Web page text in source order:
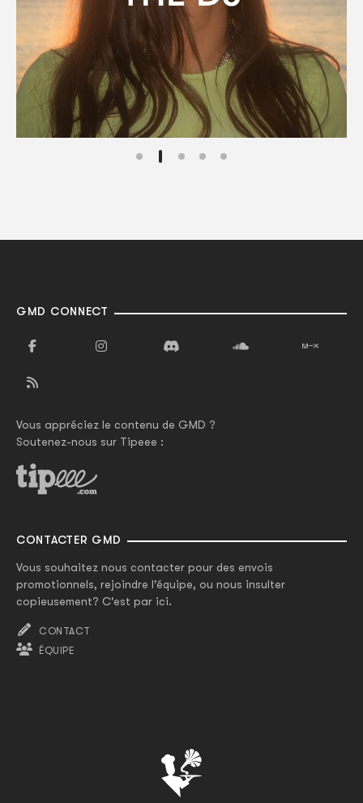
GMD CONNECT
Vous appréciez le contenu de GMD ?
Soutenez-nous sur Tipeee :
CONTACTER GMD
Vous souhaitez nous contacter pour des envois
promotionnels, rejoindre l'équipe, ou nous insulter
copieusement? C'est par ici.
CONTACT
ÉQUIPE